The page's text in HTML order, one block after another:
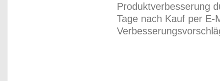
Produktverbesserung
Tage nach Kauf per E-